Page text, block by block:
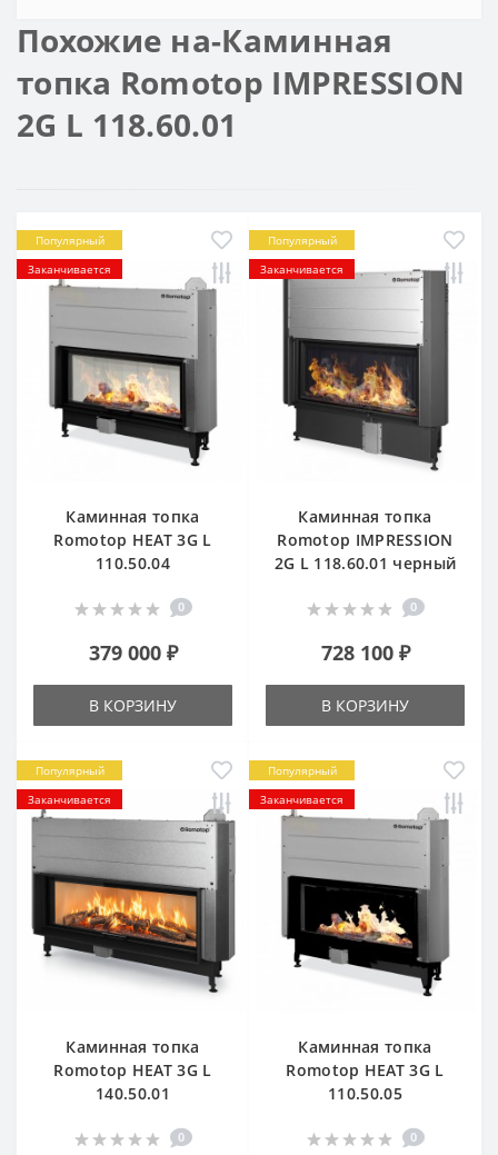
Похожие на-Каминная
топка Romotop IMPRESSION
2G L 118.60.01
Популярный
Заканчивается
Каминная топка
Romotop HEAT 3G L
110.50.04
0
379 000 ₽
В КОРЗИНУ
Популярный
Заканчивается
Каминная топка
Romotop IMPRESSION
2G L 118.60.01 черный
0
728 100 ₽
В КОРЗИНУ
Популярный
Заканчивается
Каминная топка
Romotop HEAT 3G L
140.50.01
0
Популярный
Заканчивается
Каминная топка
Romotop HEAT 3G L
110.50.05
0